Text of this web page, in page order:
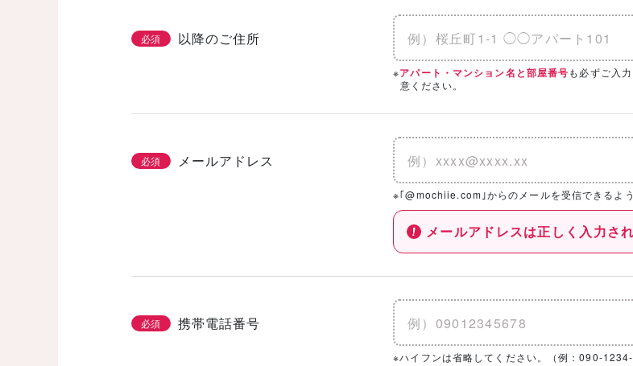
必須 以降のご住所
※アパート・マンション名と部屋番号も必ずご入
意ください。
必須 メールアドレス
※｢@mochiie.com｣からのメールを受信できるよう
メールアドレスは正しく入力さ
必須 携帯電話番号
※ハイフンは省略してください。（例：090-